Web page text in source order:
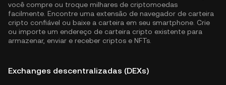
você compre ou troque milhares de criptomoedas
facilmente. Encontre uma extensão de navegador de carteira
cripto confiável ou baixe a carteira em seu smartphone. Crie
ou importe um endereço de carteira cripto existente para
armazenar, enviar e receber criptos e NFTs.
Exchanges descentralizadas (DEXs)